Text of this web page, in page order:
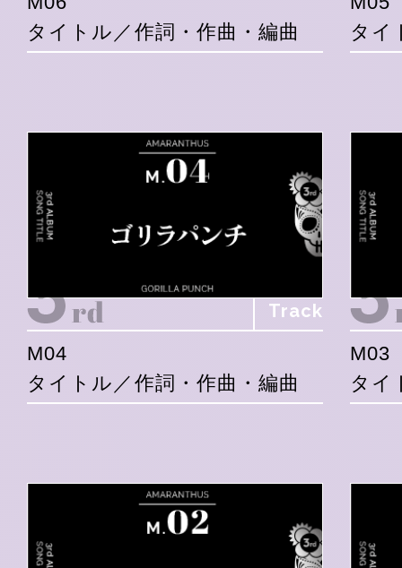
タイトル／作詞・作曲・編曲
タイ
Track
M04
タイトル／作詞・作曲・編曲
M03
タイ